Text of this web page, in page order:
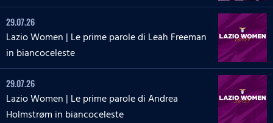
29.07.26
Lazio Women | Le prime parole di Leah Freeman
in biancoceleste
29.07.26
Lazio Women | Le prime parole di Andrea
Holmstrøm in biancoceleste